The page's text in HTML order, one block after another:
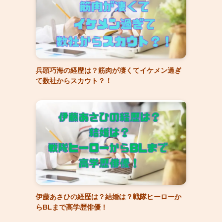
兵頭巧海の経歴は？筋肉が凄くてイケメン過ぎ
て数社からスカウト？！
伊藤あさひの経歴は？結婚は？戦隊ヒーローか
らBLまで高学歴俳優！